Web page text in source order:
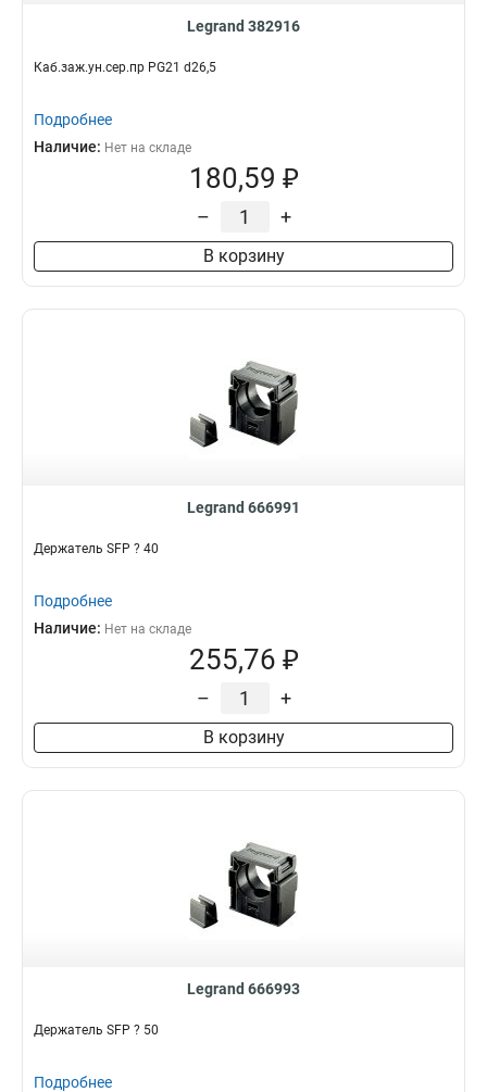
Legrand 382916
Каб.заж.ун.сер.пр PG21 d26,5
Подробнее
Наличие: Нет на складе
180,59 ₽
– +
В корзину
Legrand 666991
Держатель SFP ? 40
Подробнее
Наличие: Нет на складе
255,76 ₽
– +
В корзину
Legrand 666993
Держатель SFP ? 50
Подробнее